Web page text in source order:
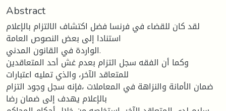
Abstract
لقد كان للقضاء في فرنسا فضل اكتشاف الالتزام بالإعلام
استنادا إلى بعض النصوص العامة
الواردة في القانون المدني.
وكما أن الفقه سجل التزام بعدم غش أحد المتعاقدین
للمتعاقد الآخر، والذي تملیه اعتبارات
ضمان الأمانة والنزاهة في المعاملات ،فإنه سجل وجود التزام
بالإعلام یهدف إلى ضمان رضا